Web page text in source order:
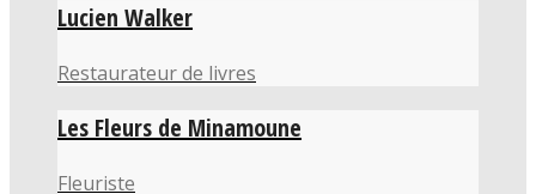
Lucien Walker
Restaurateur de livres
Les Fleurs de Minamoune
Fleuriste